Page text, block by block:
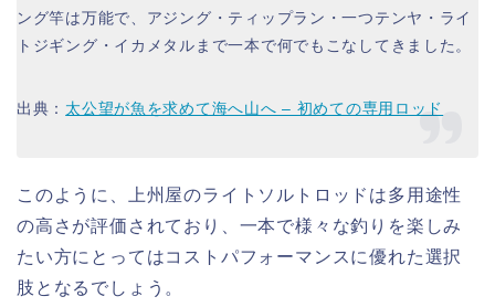
ング竿は万能で、アジング・ティップラン・一つテンヤ・ライ
トジギング・イカメタルまで一本で何でもこなしてきました。
出典： 太公望が魚を求めて海へ山へ – 初めての専用ロッド
このように、上州屋のライトソルトロッドは多用途性
の高さが評価されており、一本で様々な釣りを楽しみ
たい方にとってはコストパフォーマンスに優れた選択
肢となるでしょう。